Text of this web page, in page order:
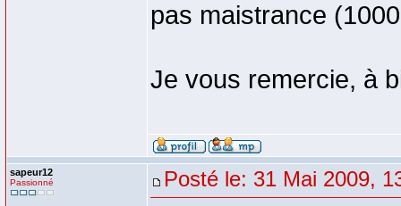
pas maistrance
Je vous remercie, à
sapeur12
Passionné Posté le: 31 Mai 2009,